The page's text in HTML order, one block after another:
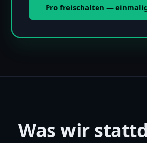
Pro freischalten —
Was wir